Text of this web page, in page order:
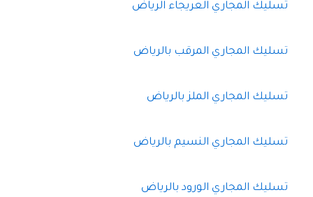
تسليك المجاري العريجاء الرياض
تسليك المجاري المرقب بالرياض
تسليك المجاري الملز بالرياض
تسليك المجاري النسيم بالرياض
تسليك المجاري الورود بالرياض